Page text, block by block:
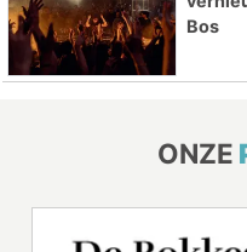
Bos
ONZE